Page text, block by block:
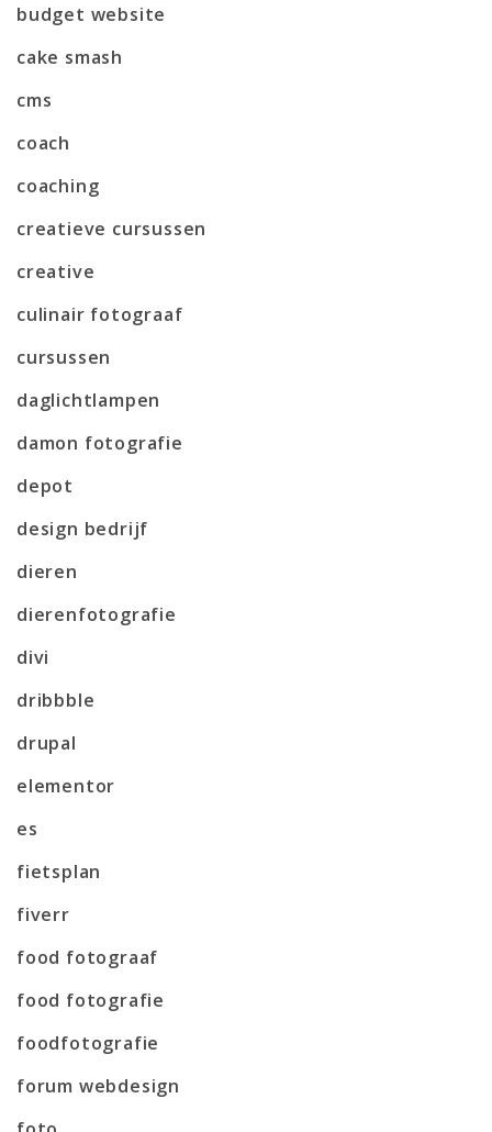
budget website
cake smash
cms
coach
coaching
creatieve cursussen
creative
culinair fotograaf
cursussen
daglichtlampen
damon fotografie
depot
design bedrijf
dieren
dierenfotografie
divi
dribbble
drupal
elementor
es
fietsplan
fiverr
food fotograaf
food fotografie
foodfotografie
forum webdesign